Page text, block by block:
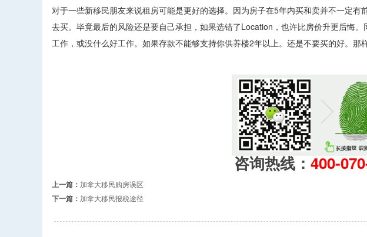
对于一些新移民朋友来说租房可能是更好的选择。因为房子在5年内买和卖并不一定
去买。毕竟最后的风险还是要自己承担，如果选错了Location，也许比房价升更后悔
工作，或没什么好工作。如果存款不能够支持你供养楼2年以上。还是不要买的好。那
咨询热线： 400-
上一篇： 加拿大移民购房误区
下一篇： 加拿大移民报税途径